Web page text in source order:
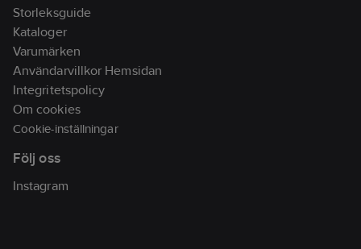
Storleksguide
Kataloger
Varumärken
Användarvillkor Hemsidan
Integritetspolicy
Om cookies
Cookie-inställningar
Följ oss
Instagram